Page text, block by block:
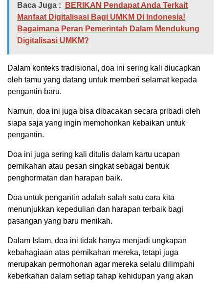
Baca Juga :
BERIKAN Pendapat Anda Terkait
Manfaat Digitalisasi Bagi UMKM Di Indonesia!
Bagaimana Peran Pemerintah Dalam Mendukung
Digitalisasi UMKM?
Dalam konteks tradisional, doa ini sering kali diucapkan
oleh tamu yang datang untuk memberi selamat kepada
pengantin baru.
Namun, doa ini juga bisa dibacakan secara pribadi oleh
siapa saja yang ingin memohonkan kebaikan untuk
pengantin.
Doa ini juga sering kali ditulis dalam kartu ucapan
pernikahan atau pesan singkat sebagai bentuk
penghormatan dan harapan baik.
Doa untuk pengantin adalah salah satu cara kita
menunjukkan kepedulian dan harapan terbaik bagi
pasangan yang baru menikah.
Dalam Islam, doa ini tidak hanya menjadi ungkapan
kebahagiaan atas pernikahan mereka, tetapi juga
merupakan permohonan agar mereka selalu dilimpahi
keberkahan dalam setiap tahap kehidupan yang akan